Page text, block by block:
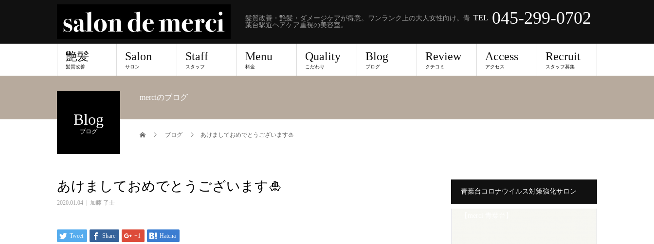
髪質改善・艶髪・ダメージケアが得意。ワンランク上の大人女性向け。青
葉台駅近ヘアケア重視の美容室。
TEL 045-299-0702
艶髪
髪質改善
Salon
サロン
Staff
スタッフ
Menu
料金
Quality
こだわり
Blog
ブログ
Review
クチコミ
Access
アクセス
Recruit
スタッフ募集
Blog
ブログ
merciのブログ
ブログ あけましておめでとうございます🎍
あけましておめでとうございます🎍
2020.01.04 加藤 了士
Tweet Share +1 Hatena
青葉台コロナウイルス対策強化サロン